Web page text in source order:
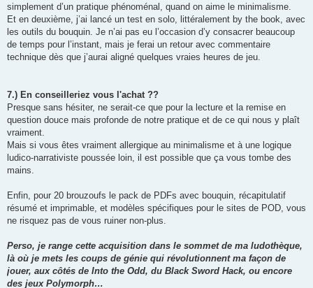
simplement d’un pratique phénoménal, quand on aime le minimalisme.
Et en deuxième, j’ai lancé un test en solo, littéralement by the book, avec
les outils du bouquin. Je n’ai pas eu l’occasion d’y consacrer beaucoup
de temps pour l’instant, mais je ferai un retour avec commentaire
technique dès que j’aurai aligné quelques vraies heures de jeu.
7.) En conseilleriez vous l'achat ??
Presque sans hésiter, ne serait-ce que pour la lecture et la remise en
question douce mais profonde de notre pratique et de ce qui nous y plaît
vraiment.
Mais si vous êtes vraiment allergique au minimalisme et à une logique
ludico-narrativiste poussée loin, il est possible que ça vous tombe des
mains.
Enfin, pour 20 brouzoufs le pack de PDFs avec bouquin, récapitulatif
résumé et imprimable, et modèles spécifiques pour le sites de POD, vous
ne risquez pas de vous ruiner non-plus.
Perso, je range cette acquisition dans le sommet de ma ludothèque,
là où je mets les coups de génie qui révolutionnent ma façon de
jouer, aux côtés de Into the Odd, du Black Sword Hack, ou encore
des jeux Polymorph…